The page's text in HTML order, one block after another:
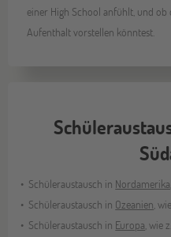
einer High School anfühlt, und
Aufenthalt vorstellen könntest.
Schüleraustausch in Nordamerika
Schüleraustausch in Ozeanien,
Schüleraustausch in Europa, wie